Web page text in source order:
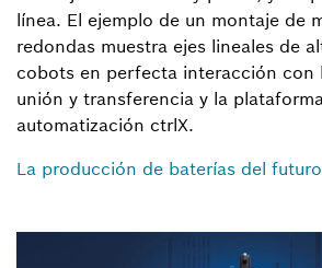
línea. El ejemplo de un montaje de
redondas muestra ejes lineales de
cobots en perfecta interacción con
unión y transferencia y la
automatización ctrlX.
La producción de baterías del futuro